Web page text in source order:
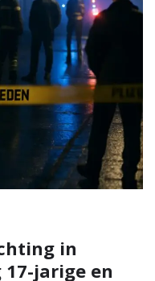
in
jarige en